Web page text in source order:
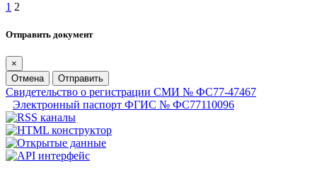
1 2
Отправить документ
×
Отмена
Отправить
Свидетельство о регистрации СМИ № ФС77-47467
Электронный паспорт ФГИС № ФС77110096